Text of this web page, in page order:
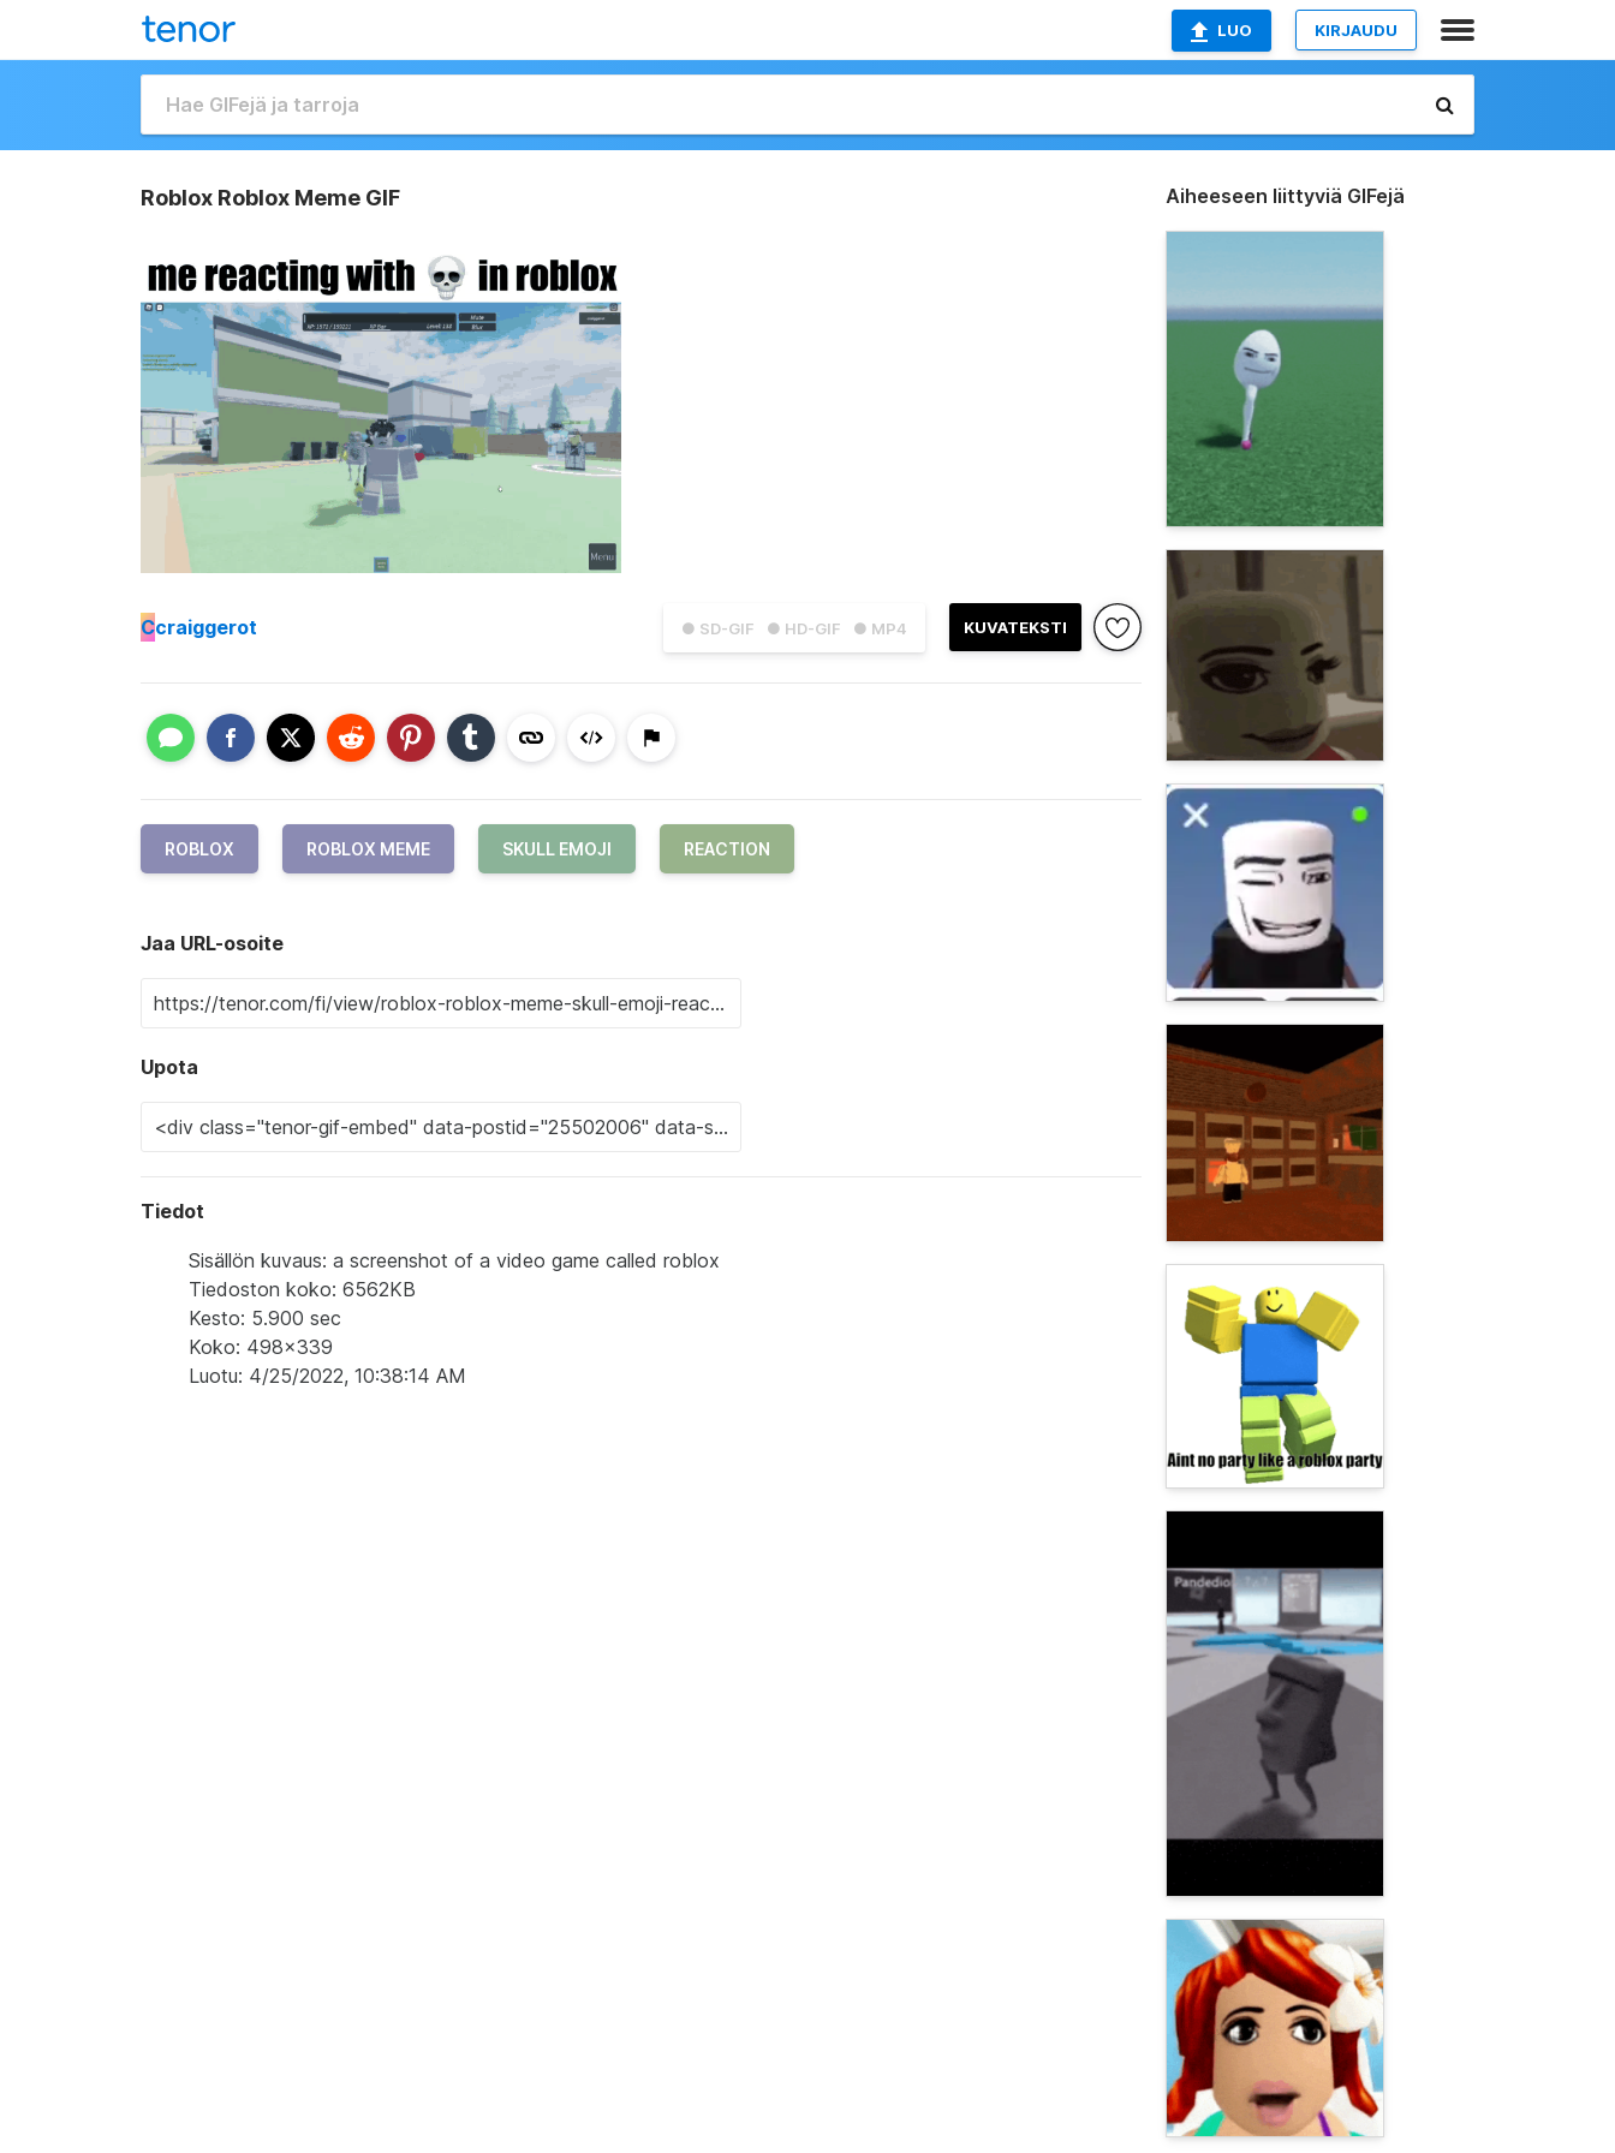
LUO KIRJAUDU
Roblox Roblox Meme GIF
● SD-GIF ● HD-GIF ● MP4 KUVATEKSTI
Ccraiggerot
ROBLOX ROBLOX MEME SKULL EMOJI REACTION
Jaa URL-osoite
Upota
Tiedot
Sisällön kuvaus: a screenshot of a video game called roblox
Tiedoston koko: 6562KB
Kesto: 5.900 sec
Koko: 498x339
Luotu: 4/25/2022, 10:38:14 AM
Aiheeseen liittyviä GIFejä